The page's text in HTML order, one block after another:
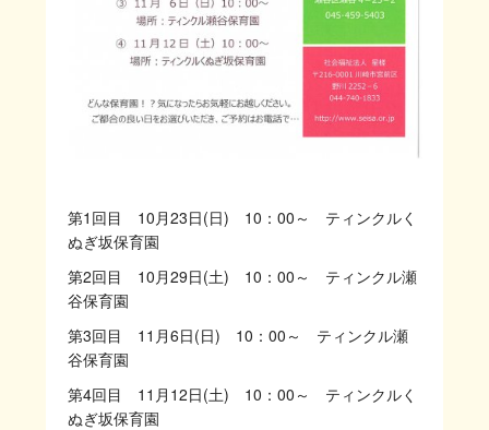
第1回目 10月23日(日) 10：00～ ティンクルく
ぬぎ坂保育園
第2回目 10月29日(土) 10：00～ ティンクル瀬
谷保育園
第3回目 11月6日(日) 10：00～ ティンクル瀬
谷保育園
第4回目 11月12日(土) 10：00～ ティンクルく
ぬぎ坂保育園